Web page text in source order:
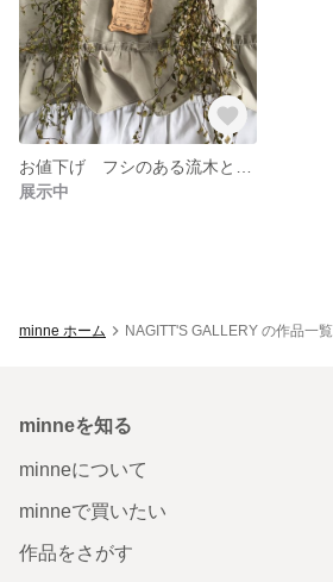
展示中
minne ホーム NAGITT'S GALLERY の作品一覧
minneを知る
minneについて
minneで買いたい
作品をさがす